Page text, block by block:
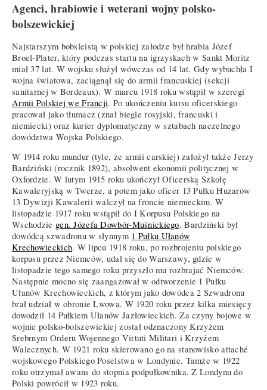
Agenci, hrabiowie i weterani wojny polsko-
bolszewickiej
Najstarszym bobsleistą w polskiej załodze był hrabia Józef
Broel-Plater, który podczas startu na igrzyskach w Sankt Moritz
miał 37 lat. W wojsku służył wówczas od 14 lat. Gdy wybuchła I
wojna światowa, zaciągnął się do armii francuskiej (sekcji
sanitarnej w Bordeaux). W marcu 1918 roku wstąpił w szeregi
Armii Polskiej we Francji. Po ukończeniu kursu oficerskiego
pracował jako tłumacz (znał biegle rosyjski, francuski i
niemiecki) oraz kurier dyplomatyczny w sztabach naczelnego
dowództwa Wojska Polskiego.
W 1914 roku mundur (tyle, że armii carskiej) założył także Jerzy
Bardziński (rocznik 1892), absolwent ekonomii politycznej w
Oxfordzie. W lutym 1915 roku ukończył Oficerską Szkołę
Kawaleryjską w Twerze, a potem jako oficer 13 Pułku Huzarów
13 Dywizji Kawalerii walczył na froncie niemieckim. W
listopadzie 1917 roku wstąpił do I Korpusu Polskiego na
Wschodzie gen. Józefa Dowbór-Muśnickiego. Bardziński był
dowódcą szwadronu w słynnym 1 Pułku Ułanów
Krechowieckich. W lipcu 1918 roku, po rozbrojeniu polskiego
korpusu przez Niemców, udał się do Warszawy, gdzie w
listopadzie tego samego roku przyszło mu rozbrajać Niemców.
Następnie mocno się zaangażował w odtworzenie 1 Pułku
Ułanów Krechowieckich, z którym jako dowódca 2 Szwadronu
brał udział w obronie Lwowa. W 1920 roku przez kilka miesięcy
dowodził 14 Pułkiem Ułanów Jazłowieckich. Za czyny bojowe w
wojnie polsko-bolszewickiej został odznaczony Krzyżem
Srebrnym Orderu Wojennego Virtuti Militari i Krzyżem
Walecznych. W 1921 roku skierowano go na stanowisko attaché
wojskowego Polskiego Poselstwa w Londynie. Tamże w 1922
roku otrzymał awans do stopnia podpułkownika. Z Londynu do
Polski powrócił w 1923 roku.